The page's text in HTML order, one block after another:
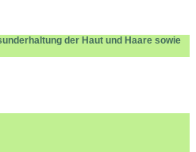
der Haut und Haare sowie